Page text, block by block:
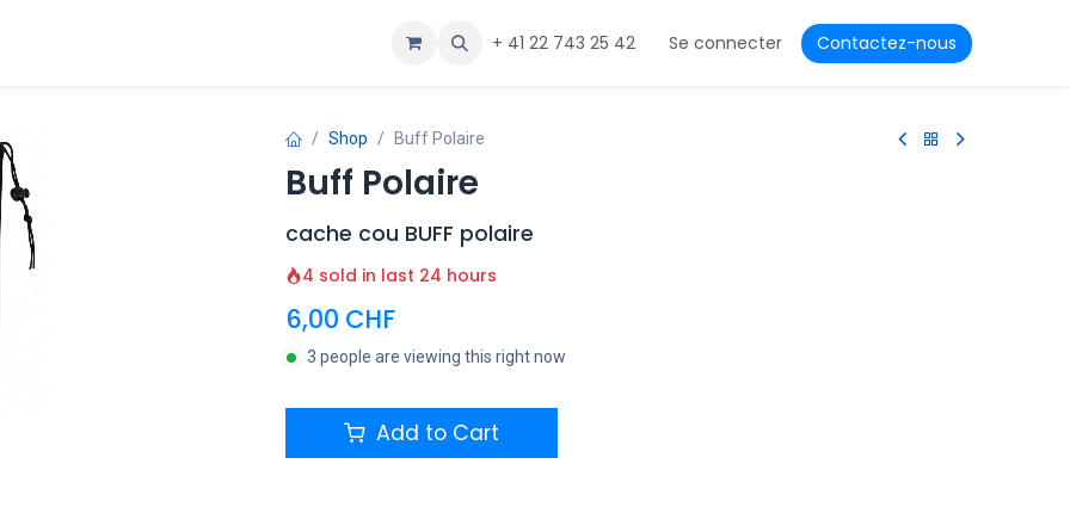
+ 41 22 743 25 42 Se connecter Contactez-nous
Shop Buff Polaire
Buff Polaire
cache cou BUFF polaire
4 sold in last 24 hours
6,00 CHF
3 people are viewing this right now
Add to Cart